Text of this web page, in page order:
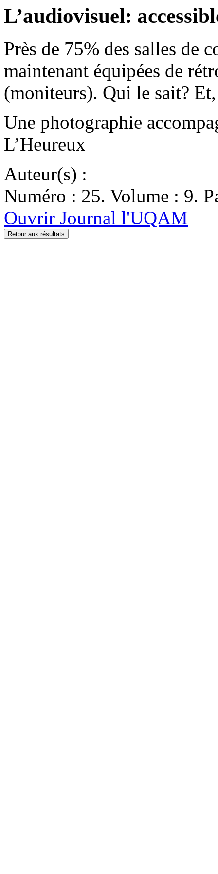
L’audiovisuel:
Près de 75% des salles de
maintenant équipées de
(moniteurs). Qui le sait?
Une photographie
L’Heureux
Auteur(s) :
Numéro : 25. Volume : 9.
Ouvrir Journal l'UQAM
Retour aux résultats